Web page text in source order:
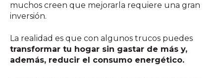
muchos creen que mejorarla requiere una gran
inversión.
La realidad es que con algunos trucos puedes
transformar tu hogar sin gastar de más y,
además, reducir el consumo energético.